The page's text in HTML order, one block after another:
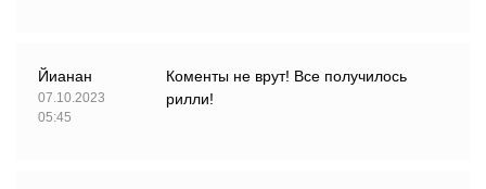
Йианан
07.10.2023
05:45
Коменты не врут! Все получилось
рилли!